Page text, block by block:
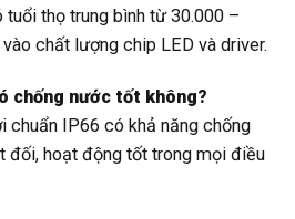
tuổi thọ trung bình từ 30.000 –
chất lượng chip LED và driver.
chống nước tốt không?
chuẩn IP66 có khả năng chống
đối, hoạt động tốt trong mọi điều